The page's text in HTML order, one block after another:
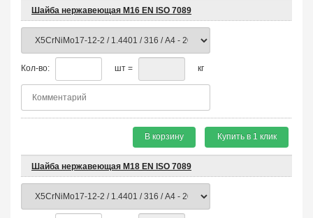
Шайба нержавеющая М16 EN ISO 7089
Кол-во: шт = кг
В корзину Купить в 1 клик
Шайба нержавеющая М18 EN ISO 7089